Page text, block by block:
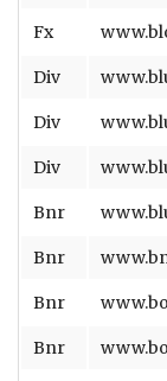
Fx
Div
Div
Div
Bnr
Bnr
Bnr
Bnr